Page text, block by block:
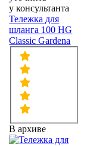
у консультанта
Тележка для
шланга 100 HG
Classic Gardena
В архиве